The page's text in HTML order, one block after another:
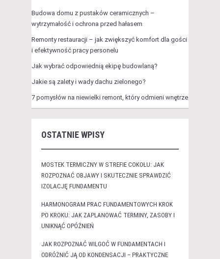
Budowa domu z pustaków ceramicznych –
wytrzymałość i ochrona przed hałasem
Remonty restauracji – jak zwiększyć komfort dla gości
i efektywność pracy personelu
Jak wybrać odpowiednią ekipę budowlaną?
Jakie są zalety i wady dachu zielonego?
7 pomysłów na niewielki remont, który odmieni wnętrze
OSTATNIE WPISY
MOSTEK TERMICZNY W STREFIE COKOŁU: JAK
ROZPOZNAĆ OBJAWY I SKUTECZNIE SPRAWDZIĆ
IZOLACJĘ FUNDAMENTU
HARMONOGRAM PRAC FUNDAMENTOWYCH KROK
PO KROKU: JAK ZAPLANOWAĆ TERMINY, ZASOBY I
UNIKNĄĆ OPÓŹNIEŃ
JAK ROZPOZNAĆ WILGOĆ W FUNDAMENTACH I
ODRÓŻNIĆ JĄ OD KONDENSACJI – PRAKTYCZNE